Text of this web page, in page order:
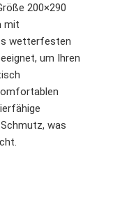
200×290
mit
wetterfesten
um Ihren
was